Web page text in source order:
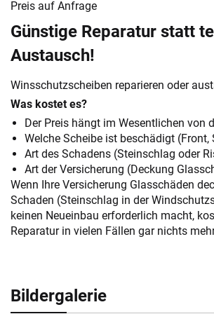
Preis auf Anfrage
Günstige Reparatur statt
Austausch!
Winsschutzscheiben reparieren oder
Was kostet es?
Der Preis hängt im Wesentlichen von
Welche Scheibe ist beschädigt (Front,
Art des Schadens (Steinschlag oder
Art der Versicherung (Deckung
Wenn Ihre Versicherung Glasschäden
Schaden (Steinschlag in der
keinen Neueinbau erforderlich macht,
Reparatur in vielen Fällen gar nichts
Bildergalerie